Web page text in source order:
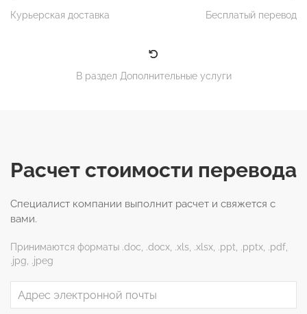
В раздел Дополнительные услуги
Курьерская доставка Бесплатый перевод
Расчет стоимости перевода
Специалист компании выполнит расчет и свяжется с
вами.
Принимаются форматы .doc, .docx, .xls, .xlsx, .ppt, .pptx, .pdf,
.jpg, .jpeg